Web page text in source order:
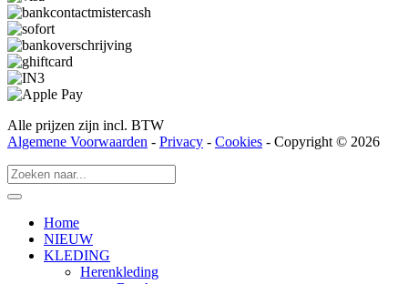
Alle prijzen zijn incl. BTW
Algemene Voorwaarden - Privacy - Cookies - Copyright © 2026
Home
NIEUW
KLEDING
Herenkleding